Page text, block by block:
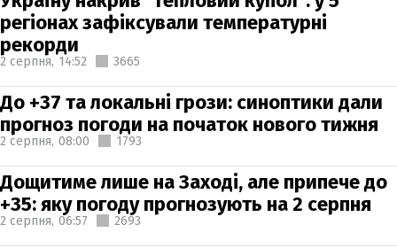
регіонах зафіксували температурні
рекорди
2 серпня, 14:52 3665
До +37 та локальні грози: синоптики дали
прогноз погоди на початок нового тижня
2 серпня, 08:00 1793
Дощитиме лише на Заході, але припече до
+35: яку погоду прогнозують на 2 серпня
2 серпня, 06:57 2693